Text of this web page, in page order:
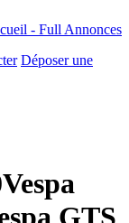
Déposer une